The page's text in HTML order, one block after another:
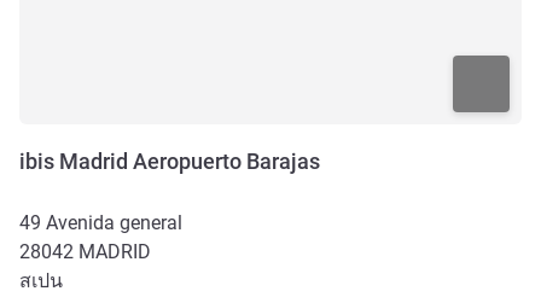
ibis Madrid Aeropuerto Barajas
49 Avenida general
28042 MADRID
สเปน